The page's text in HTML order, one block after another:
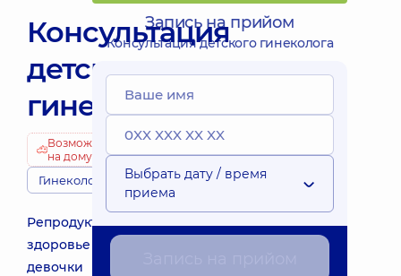
Консультация
детского
гинеколога
Возможно
на дому
Гинекология
Репродуктивное
здоровье
девочки
Запись на прийом
Консультация детского гинеколога
Выбрать дату / время
приема